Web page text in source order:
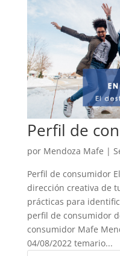
Perfil de
por Mendoza Mafe |
Perfil de consumidor
dirección creativa de
prácticas para
perfil de consumidor
consumidor Mafe
04/08/2022 temario...